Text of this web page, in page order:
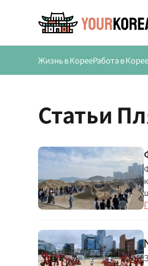
Жизнь в КорееРабота в Корее
Статьи